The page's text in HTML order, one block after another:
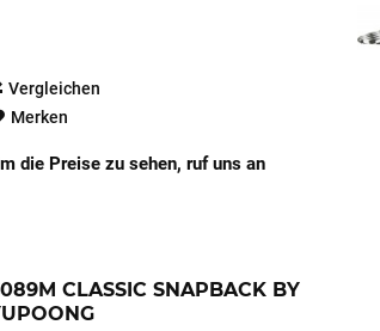
Vergleichen
Merken
die Preise zu sehen, ruf uns an
CLASSIC SNAPBACK BY